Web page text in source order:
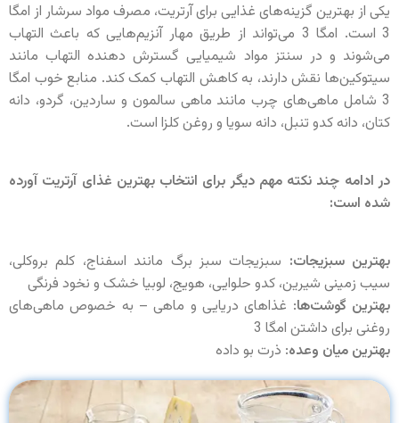
یکی از بهترین گزینه‌های غذایی برای آرتریت، مصرف مواد سرشار از امگا
3 است. امگا 3 می‌تواند از طریق مهار آنزیم‌هایی که باعث التهاب
می‌شوند و در سنتز مواد شیمیایی گسترش دهنده التهاب مانند
سیتوکین‌ها نقش دارند، به کاهش التهاب کمک کند. منابع خوب امگا
3 شامل ماهی‌های چرب مانند ماهی سالمون و ساردین، گردو، دانه
کتان، دانه کدو تنبل، دانه سویا و روغن کلزا است.
در ادامه چند نکته مهم دیگر برای انتخاب بهترین غذای آرتریت آورده
شده است:
بهترین سبزیجات: سبزیجات سبز برگ مانند اسفناج، کلم بروکلی،
سیب زمینی شیرین، کدو حلوایی، هویج، لوبیا خشک و نخود فرنگی
بهترین گوشت‌ها: غذاهای دریایی و ماهی – به خصوص ماهی‌های
روغنی برای داشتن امگا 3
بهترین میان وعده: ذرت بو داده